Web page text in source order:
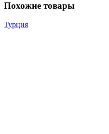
Похожие товары
Турция